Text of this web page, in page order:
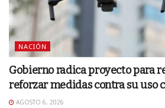
NACIÓN
Gobierno radica proyecto para
reforzar medidas contra su uso
AGOSTO 6, 2026